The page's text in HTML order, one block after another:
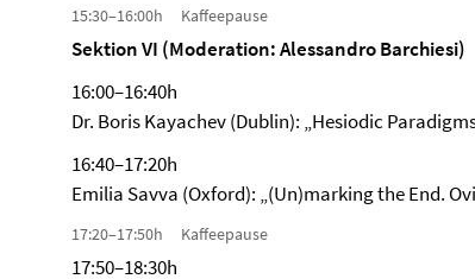
15:30–16:00h Kaffeepause
Sektion VI (Moderation: Alessandro Barchiesi)
16:00–16:40h
Dr. Boris Kayachev (Dublin): „Hesiodic
16:40–17:20h
Emilia Savva (Oxford): „(Un)marking the End.
17:20–17:50h Kaffeepause
17:50–18:30h